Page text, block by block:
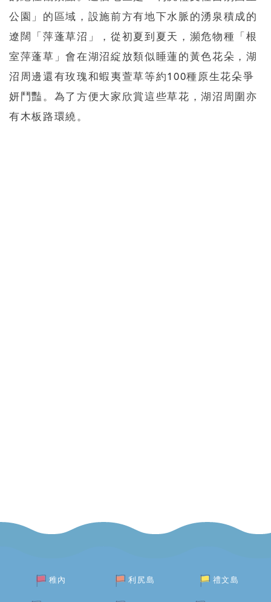
公園」的區域，設施前方有地下水脈的湧泉積成的
遼闊「萍蓬草沼」，從初夏到夏天，瀕危物種「根
室萍蓬草」會在湖沼綻放類似睡蓮的黃色花朵，湖
沼周邊還有玫瑰和蝦夷萱草等約100種原生花朵爭
妍鬥豔。為了方便大家欣賞這些草花，湖沼周圍亦
有木板路環繞。
稚內 利尻島 禮文島